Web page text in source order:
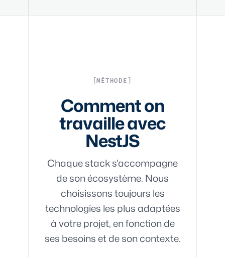
MÉTHODE
Comment on
travaille avec
NestJS
Chaque stack s'accompagne
de son écosystème. Nous
choisissons toujours les
technologies les plus adaptées
à votre projet, en fonction de
ses besoins et de son contexte.